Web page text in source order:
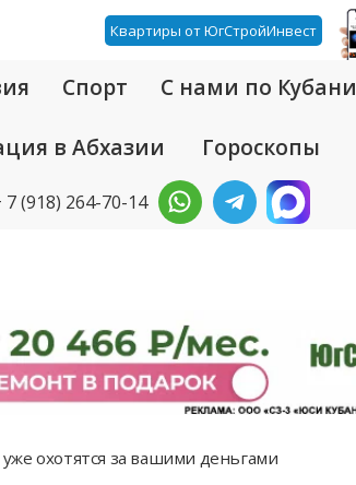
Квартиры от ЮгСтройИнвест
Спорт С нами по Кубани
в Абхазии Гороскопы
7 (918) 264-70-14
охотятся за вашими деньгами